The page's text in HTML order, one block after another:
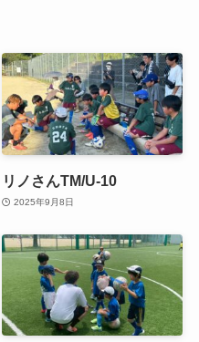
リノさんTM/U-10
2025年9月8日